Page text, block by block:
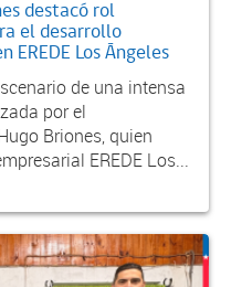
destacó rol
el desarrollo
Los Ángeles
de una intensa
por el
Briones, quien
EREDE Los...